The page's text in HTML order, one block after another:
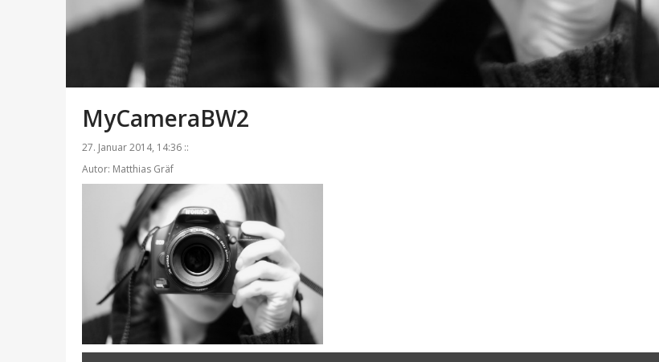
MyCameraBW2
27. Januar 2014, 14:36 ::
Autor: Matthias Gräf